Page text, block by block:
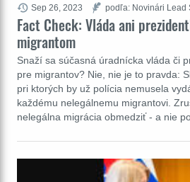
Fact Check: Vláda ani
migrantom
Snaží sa súčasná úradnícka vláda či
pre migrantov? Nie, nie je to pravda:
pri ktorých by už polícia nemusela
každému nelegálnemu migrantovi.
nelegálna migrácia obmedziť - a nie
Sep 26, 2023 podľa: Novinári Lead